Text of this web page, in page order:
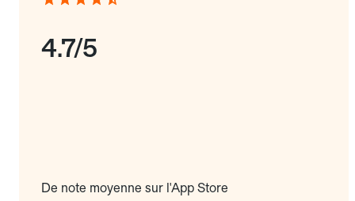
4.7/5
De note moyenne sur l'App Store